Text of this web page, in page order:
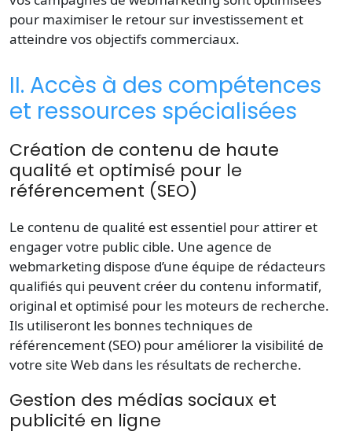
pour maximiser le retour sur investissement et
atteindre vos objectifs commerciaux.
II. Accès à des compétences
et ressources spécialisées
Création de contenu de haute
qualité et optimisé pour le
référencement (SEO)
Le contenu de qualité est essentiel pour attirer et
engager votre public cible. Une agence de
webmarketing dispose d’une équipe de rédacteurs
qualifiés qui peuvent créer du contenu informatif,
original et optimisé pour les moteurs de recherche.
Ils utiliseront les bonnes techniques de
référencement (SEO) pour améliorer la visibilité de
votre site Web dans les résultats de recherche.
Gestion des médias sociaux et
publicité en ligne